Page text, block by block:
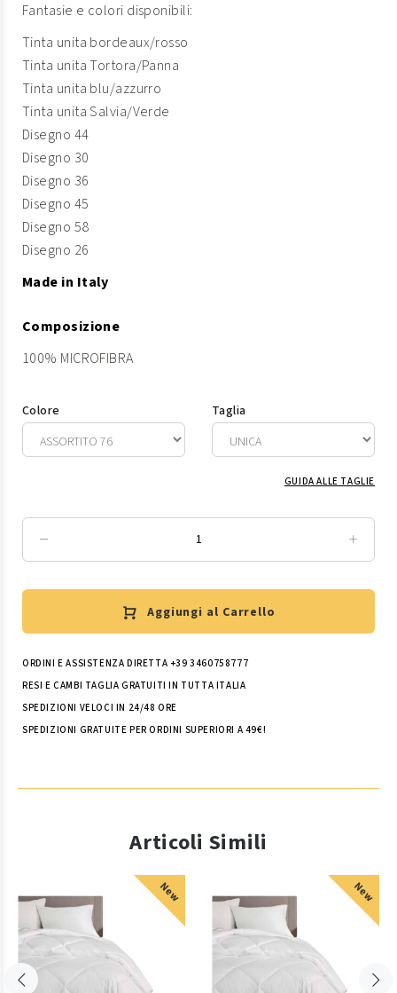
Fantasie e colori disponibili:
Tinta unita bordeaux/rosso
Tinta unita Tortora/Panna
Tinta unita blu/azzurro
Tinta unita Salvia/Verde
Disegno 44
Disegno 30
Disegno 36
Disegno 45
Disegno 58
Disegno 26
Made in Italy
Composizione
100% MICROFIBRA
Colore Taglia
GUIDA ALLE TAGLIE
Aggiungi al Carrello
ORDINI E ASSISTENZA DIRETTA +39 3460758777
RESI E CAMBI TAGLIA GRATUITI IN TUTTA ITALIA
SPEDIZIONI VELOCI IN 24/48 ORE
SPEDIZIONI GRATUITE PER ORDINI SUPERIORI A 49€!
Articoli Simili
New New